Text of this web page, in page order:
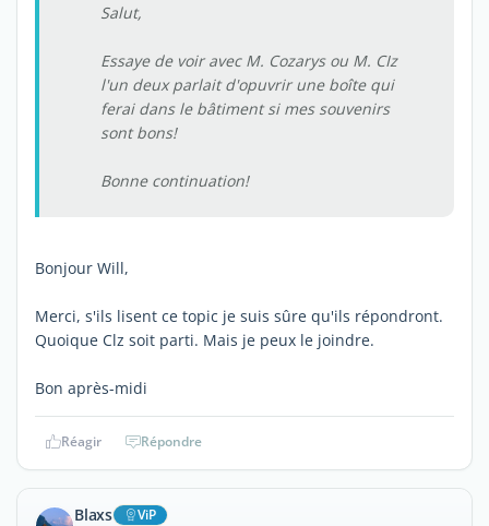
Salut,
Essaye de voir avec M. Cozarys ou M. CIz
l'un deux parlait d'opuvrir une boîte qui
ferai dans le bâtiment si mes souvenirs
sont bons!
Bonne continuation!
Bonjour Will,
Merci, s'ils lisent ce topic je suis sûre qu'ils répondront.
Quoique Clz soit parti. Mais je peux le joindre.
Bon après-midi
Réagir Répondre
Blaxs ViP